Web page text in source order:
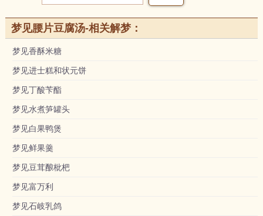
梦见腰片豆腐汤-相关解梦：
梦见香酥米糖
梦见进士糕和状元饼
梦见丁酸苄酯
梦见水煮笋罐头
梦见白果鸭煲
梦见鲜果羹
梦见豆茸酿枇杷
梦见富万利
梦见石岐乳鸽